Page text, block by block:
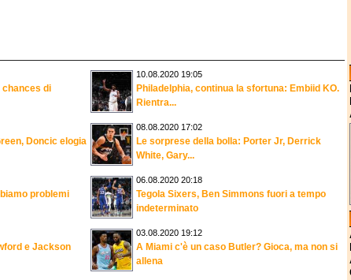
chances di
10.08.2020 19:05
Philadelphia, continua la sfortuna: Embiid KO.
Rientra...
Doncic elogia
08.08.2020 17:02
Le sorprese della bolla: Porter Jr, Derrick
White, Gary...
problemi
06.08.2020 20:18
Tegola Sixers, Ben Simmons fuori a tempo
indeterminato
e Jackson
03.08.2020 19:12
A Miami c'è un caso Butler? Gioca, ma non si
allena